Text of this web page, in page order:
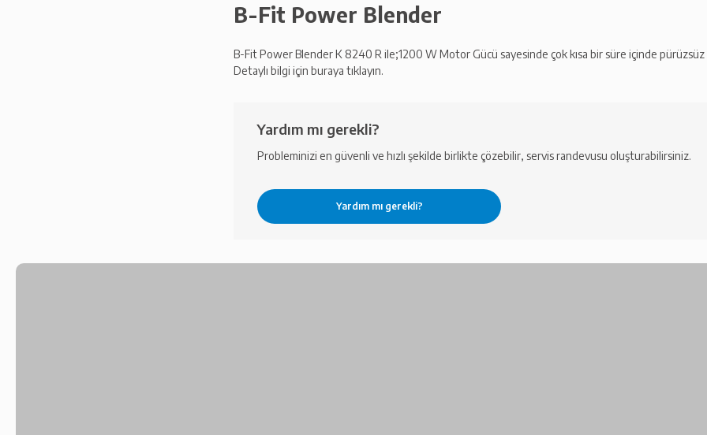
B-Fit Power Blender
B-Fit Power Blender K 8240 R ile;1200 W Motor Gücü sayesinde çok kısa bir süre içinde pürüzsüz
Detaylı bilgi için buraya tıklayın.
Yardım mı gerekli?
Probleminizi en güvenli ve hızlı şekilde birlikte çözebilir, servis randevusu oluşturabilirsiniz.